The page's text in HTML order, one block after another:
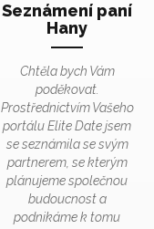
Seznámení paní
Hany
Chtěla bych Vám
poděkovat.
Prostřednictvím Vašeho
portálu Elite Date jsem
se seznámila se svým
partnerem, se kterým
plánujeme společnou
budoucnost a
podnikáme k tomu